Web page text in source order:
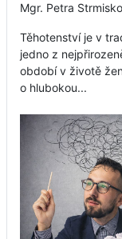
Mgr. Petra
Těhotenství je v
jedno z
období v životě
o hlubokou...